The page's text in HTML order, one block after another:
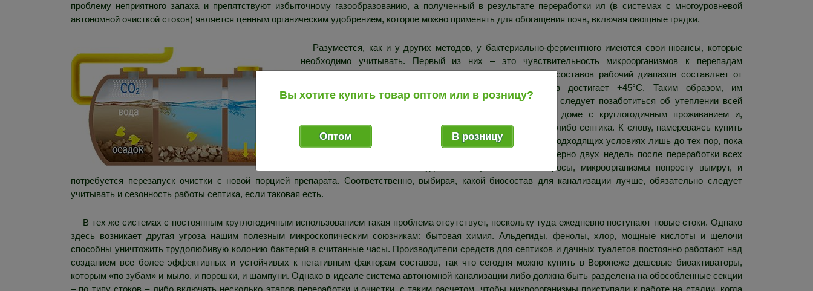
проблему неприятного запаха и препятствуют избыточному газообразованию, а полученный в результате переработки ил (в системах с многоуровневой
автономной очисткой стоков) является ценным органическим удобрением, которое можно применять для обогащения почв, включая овощные грядки.
Разумеется, как и у других методов, у бактериально-ферментного имеются свои нюансы, которые
необходимо учитывать. Первый из них – это чувствительность микроорганизмов к перепадам
температур: для большинства представленных на рынке составов рабочий диапазон составляет от
+3°C до +30°C; верхняя граница ряда биоактиваторов достигает +45°C. Таким образом, им
противопоказаны как холод, так и сильная жара, поэтому следует позаботиться об утеплении всей
системы – если речь идет о коттедже или загородном доме с круглогодичным проживанием и,
соответственно, постоянным использованием канализации либо септика. К слову, намереваясь купить
биосостав, нужно помнить, что бактерии будут работать в подходящих условиях лишь до тех пор, пока
для них имеется питательная среда. Если в течение примерно двух недель после переработки всех
имеющихся стоков в яме туда не поступают новые сбросы, микроорганизмы попросту вымрут, и
потребуется перезапуск очистки с новой порцией препарата. Соответственно, выбирая, какой биосостав для канализации лучше, обязательно следует
учитывать и сезонность работы септика, если таковая есть.
В тех же системах с постоянным круглогодичным использованием такая проблема отсутствует, поскольку туда ежедневно поступают новые стоки. Однако
здесь возникает другая угроза нашим полезным микроскопическим союзникам: бытовая химия. Альдегиды, фенолы, хлор, мощные кислоты и щелочи
способны уничтожить трудолюбивую колонию бактерий в считанные часы. Производители средств для септиков и дачных туалетов постоянно работают над
созданием все более эффективных и устойчивых к негативным факторам составов, так что сегодня можно купить в Воронеже дешевые биоактиваторы,
которым «по зубам» и мыло, и порошки, и шампуни. Однако в идеале система автономной канализации либо должна быть разделена на обособленные секции
Вы хотите купить товар оптом или в розницу?
Оптом В розницу